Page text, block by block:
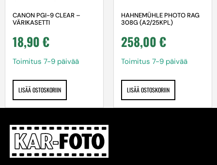
CANON PGI-9 CLEAR –
VÄRIKASETTI
18,90€
Toimitus 7-9 päivää
LISÄÄ OSTOSKORIIN
HAHNEMÜHLE PHOTO RAG
308G (A2/25KPL)
258,00€
Toimitus 7-9 päivää
LISÄÄ OSTOSKORIIN